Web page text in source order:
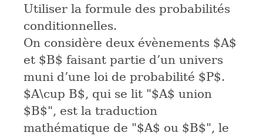
Utiliser la formule des probabilités
conditionnelles.
On considère deux évènements $A$
et $B$ faisant partie d’un univers
muni d’une loi de probabilité $P$.
$A\cup B$, qui se lit "$A$ union
$B$", est la traduction
mathématique de "$A$ ou $B$", le